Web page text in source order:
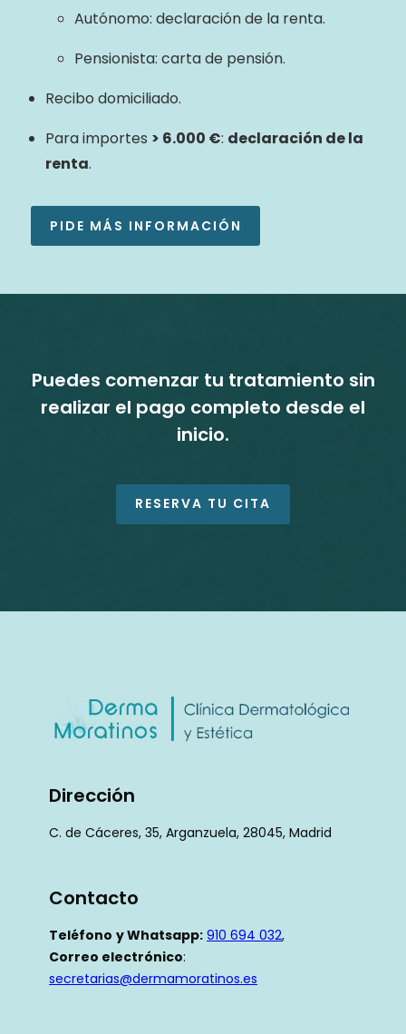
Autónomo: declaración de la renta.
Pensionista: carta de pensión.
Recibo domiciliado.
Para importes > 6.000 €: declaración de la
renta.
PIDE MÁS INFORMACIÓN
Puedes comenzar tu tratamiento sin
realizar el pago completo desde el
inicio.
RESERVA TU CITA
Dirección
C. de Cáceres, 35, Arganzuela, 28045, Madrid
Contacto
Teléfono y Whatsapp: 910 694 032,
Correo electrónico:
secretarias@dermamoratinos.es